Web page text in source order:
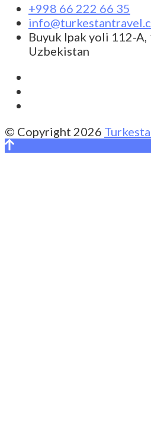
+998 66 222 66 35
Buyuk Ipak yoli 112-A,
Uzbekistan
© Copyright 2026